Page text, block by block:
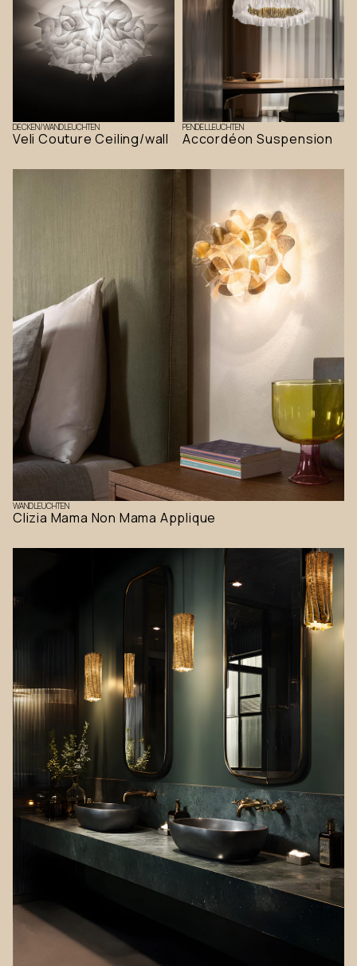
DECKEN/WANDLEUCHTEN
Veli Couture Ceiling/wall
PENDELLEUCHTEN
Accordéon Suspension
WANDLEUCHTEN
Clizia Mama Non Mama Applique